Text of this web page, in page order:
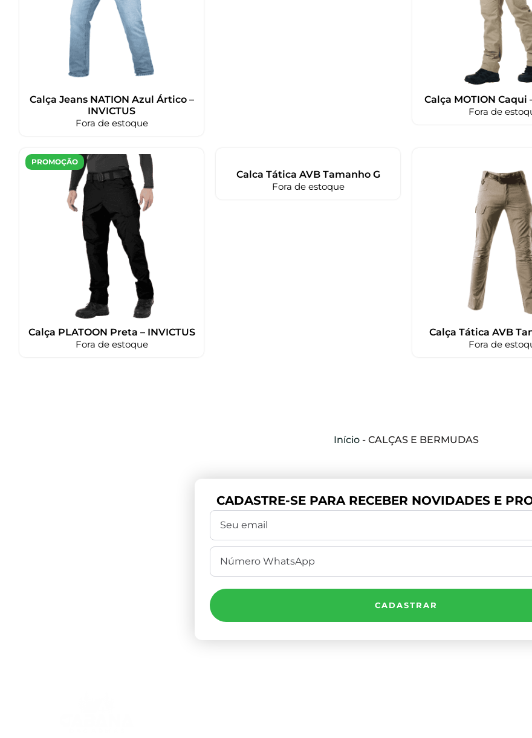
Calça Jeans NATION Azul Ártico –
INVICTUS
Fora de estoque
Calça MOTION Caqui
Fora de
PROMOÇÃO
Calça PLATOON Preta – INVICTUS
Fora de estoque
Calca Tática AVB Tamanho G
Fora de estoque
Calça Tática AVB
Fora de
Início - CALÇAS E BERMUDAS
CADASTRE-SE PARA RECEBER NOVIDADES E
CADASTRAR